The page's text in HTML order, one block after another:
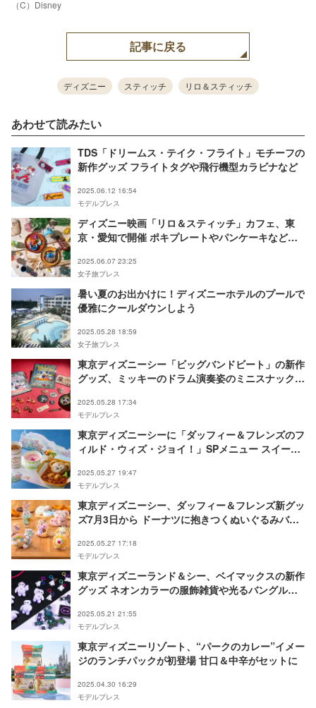
（C）Disney
記事に戻る
ディズニー スティッチ リロ＆スティッチ
あわせて読みたい
TDS「ドリームス・テイク・フライト」モチーフの
新作グッズ フライトタグや飛行機型カラビナなど
2025.06.12 16:54
モデルプレス
ディズニー映画「リロ＆スティッチ」カフェ、東
京・愛知で開催 ポキプレートやパンケーキなど夏
2025.06.07 23:25
女子旅プレス
暑い夏のお出かけに！ディズニーホテルのプールで
優雅にクールダウンしよう
2025.05.28 18:59
女子旅プレス
東京ディズニーシー「ビッグバンドビート」の新作
グッズ、ミッキーのドラム演奏姿のミニスナックケ
2025.05.28 17:34
モデルプレス
東京ディズニーシーに「ダッフィー＆フレンズのフ
ィルド・ウィズ・ジョイ！」SPメニュー スイーツ
2025.05.27 19:47
モデルプレス
東京ディズニーシー、ダッフィー＆フレンズ新グッ
ズ7月3日から ドーナツに抱きつくぬいぐるみバッ
2025.05.27 17:18
モデルプレス
東京ディズニーランド＆シー、ベイマックスの新作
グッズ ネオンカラーの服飾雑貨や光るバングルな
2025.05.21 21:55
モデルプレス
東京ディズニーリゾート、“パークのカレー”イメー
ジのランチパックが初登場 甘口＆中辛がセットに
2025.04.30 16:29
モデルプレス